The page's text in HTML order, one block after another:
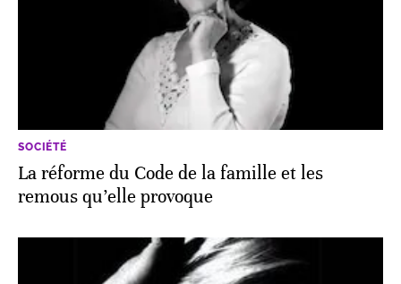
SOCIÉTÉ
La réforme du Code de la famille et les
remous qu’elle provoque